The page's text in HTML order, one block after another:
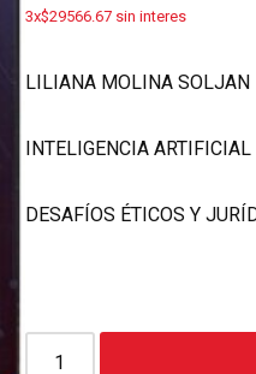
3x$29566.67 sin interes
LILIANA MOLINA SOLJAN
INTELIGENCIA ARTIFICIAL
DESAFÍOS ÉTICOS Y